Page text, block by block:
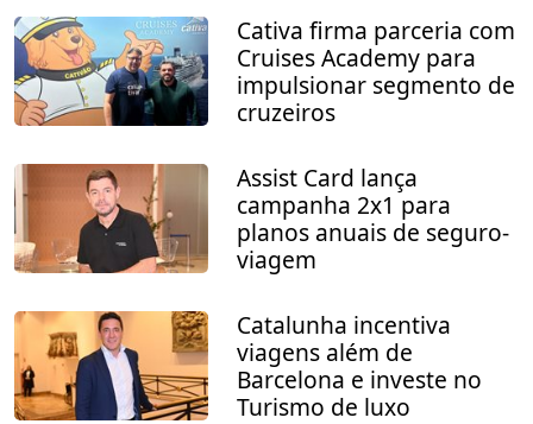
Cativa firma parceria com
Cruises Academy para
impulsionar segmento de
cruzeiros
Assist Card lança
campanha 2x1 para
planos anuais de seguro-
viagem
Catalunha incentiva
viagens além de
Barcelona e investe no
Turismo de luxo